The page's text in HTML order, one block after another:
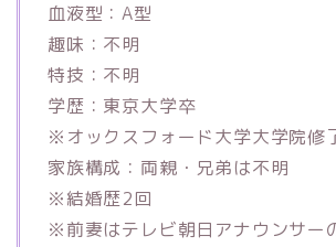
血液型：A型
趣味：不明
特技：不明
学歴：東京大学卒
※オックスフォード大学大学院修
家族構成：両親・兄弟は不明
※結婚歴2回
※前妻はテレビ朝日アナウンサー